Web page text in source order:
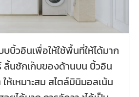
บิ้วอินเพื่อให้ใช้พื้นที่ให้ได้มาก
ลิ้นชักเก็บของด้านบน บิ้วอิน
ห้เหมาะสม สไตล์มินิมอลเน้น